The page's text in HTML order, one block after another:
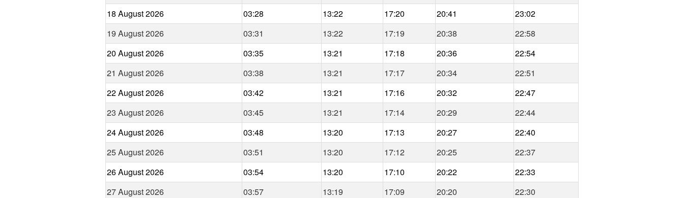
18 August 2026
03:28 13:22 17:20 20:41
23:02
19 August 2026
03:31 13:22 17:19 20:38
22:58
20 August 2026
03:35 13:21 17:18 20:36
22:54
21 August 2026
03:38 13:21 17:17 20:34
22:51
22 August 2026
03:42 13:21 17:16 20:32
22:47
23 August 2026
03:45 13:21 17:14 20:29
22:44
24 August 2026
03:48 13:20 17:13 20:27
22:40
25 August 2026
03:51 13:20 17:12 20:25
22:37
26 August 2026
03:54 13:20 17:10 20:22
22:33
27 August 2026
03:57 13:19 17:09 20:20
22:30